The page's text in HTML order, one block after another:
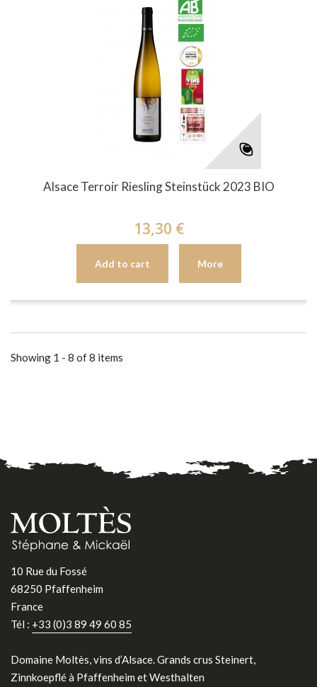
Alsace Terroir Riesling Steinstück 2023 BIO
13,30 €
Add to cart More
Showing 1 - 8 of 8 items
10 Rue du Fossé
68250 Pfaffenheim
France
Tél : +33 (0)3 89 49 60 85
Domaine Moltès, vins d’Alsace. Grands crus Steinert,
Zinnkoepflé à Pfaffenheim et Westhalten